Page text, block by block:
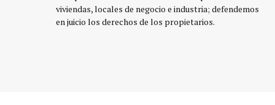
viviendas, locales de negocio e industria; defendemos
en juicio los derechos de los propietarios.